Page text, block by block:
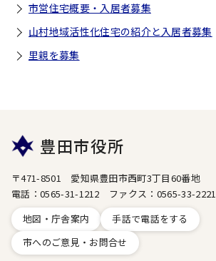
市営住宅概要・入居者募集
山村地域活性化住宅の紹介と入居者募集
里親を募集
豊田市役所
〒471-8501 愛知県豊田市西町3丁目60番地
電話：0565-31-1212 ファクス：0565-33-2221
地図・庁舎案内
手話で電話をする
市へのご意見・お問合せ